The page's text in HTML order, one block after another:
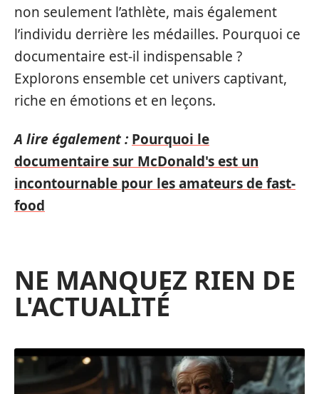
non seulement l’athlète, mais également
l’individu derrière les médailles. Pourquoi ce
documentaire est-il indispensable ?
Explorons ensemble cet univers captivant,
riche en émotions et en leçons.
A lire également : Pourquoi le
documentaire sur McDonald's est un
incontournable pour les amateurs de fast-
food
NE MANQUEZ RIEN DE
L'ACTUALITÉ